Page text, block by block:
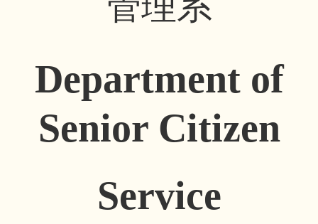
Department of
Senior Citizen
Service